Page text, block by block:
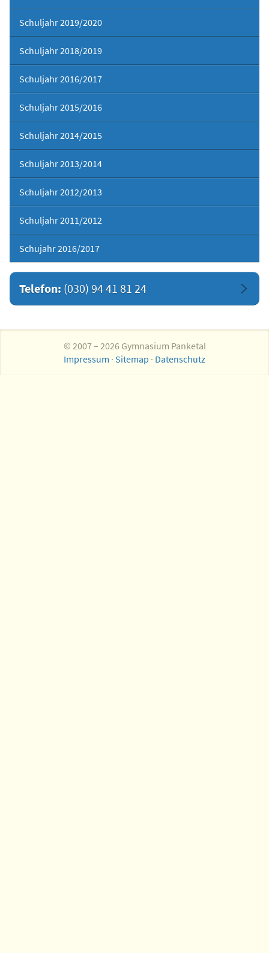
Schuljahr 2019/2020
Schuljahr 2018/2019
Schuljahr 2016/2017
Schuljahr 2015/2016
Schuljahr 2014/2015
Schuljahr 2013/2014
Schuljahr 2012/2013
Schuljahr 2011/2012
Schujahr 2016/2017
Telefon: (030) 94 41 81 24
© 2007 – 2026 Gymnasium Panketal
Impressum · Sitemap · Datenschutz